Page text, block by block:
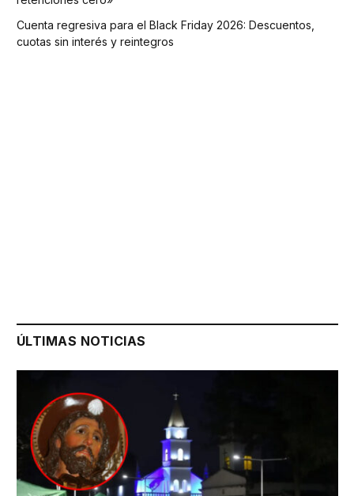
Cuenta regresiva para el Black Friday 2026: Descuentos,
cuotas sin interés y reintegros
ÚLTIMAS NOTICIAS